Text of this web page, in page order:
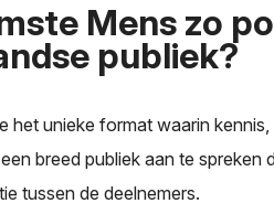
Mens zo
publiek?
het unieke format waarin
breed publiek aan te spreken
tussen de deelnemers.